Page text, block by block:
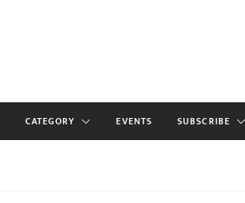
CATEGORY EVENTS SUBSCRIBE